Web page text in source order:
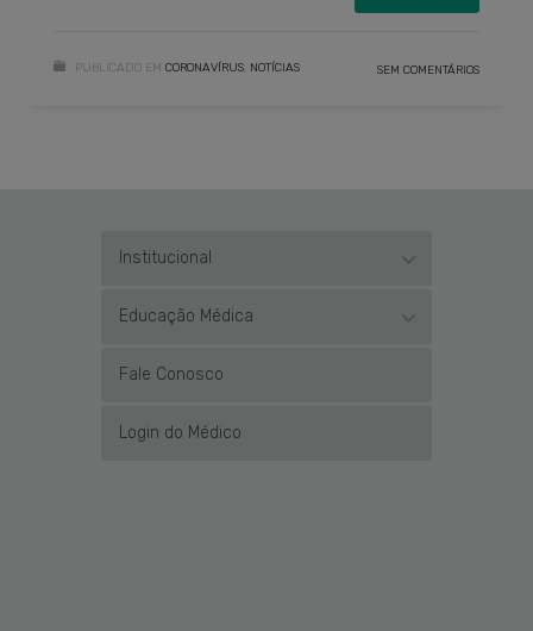
PUBLICADO EM CORONAVÍRUS NOTÍCIAS SEM COMENTÁRIOS
Institucional
Educação Médica
Fale Conosco
Login do Médico